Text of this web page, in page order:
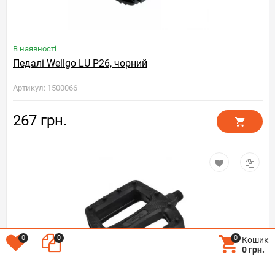
В наявності
Педалі Wellgo LU P26, чорний
Артикул: 1500066
267 грн.
0 0 0
Кошик
0 грн.